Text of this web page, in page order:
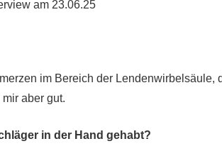
am 23.06.25
im Bereich der Lendenwirbelsäule,
aber gut.
in der Hand gehabt?